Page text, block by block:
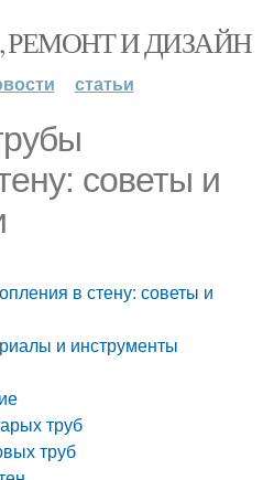
РЕМОНТ И ДИЗАЙН
статьи
советы и
в стену: советы и
и инструменты
труб
труб